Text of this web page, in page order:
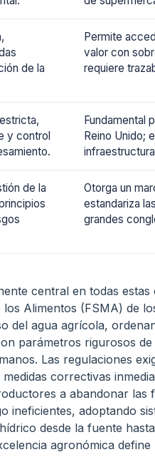
de la
Permite
valor con
requiere
y control
Fundamental
Reino Unido;
de la
Otorga un
estandariza
grandes
central en todas estas
Alimentos (FSMA) de
del agua agrícola,
parámetros rigurosos
Las regulaciones
correctivas
a abandonar las
ineficientes, adoptando
desde la fuente
agronómica